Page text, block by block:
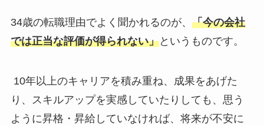
34歳の転職理由でよく聞かれるのが、 「今の会社
では正当な評価が得られない」というものです。
10年以上のキャリアを積み重ね、成果をあげた
り、スキルアップを実感していたりしても、思う
ように昇格・昇給していなければ、将来が不安に